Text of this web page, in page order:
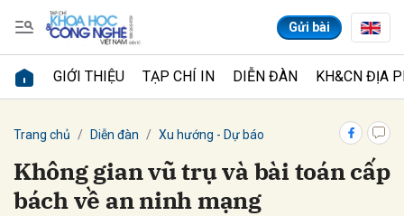
Gửi bài
GIỚI THIỆU TẠP CHÍ IN DIỄN ĐÀN KH&CN ĐỊA
Trang chủ Diễn đàn Xu hướng - Dự báo
Không gian vũ trụ và bài toán cấp
bách về an ninh mạng
Gửi bình luận